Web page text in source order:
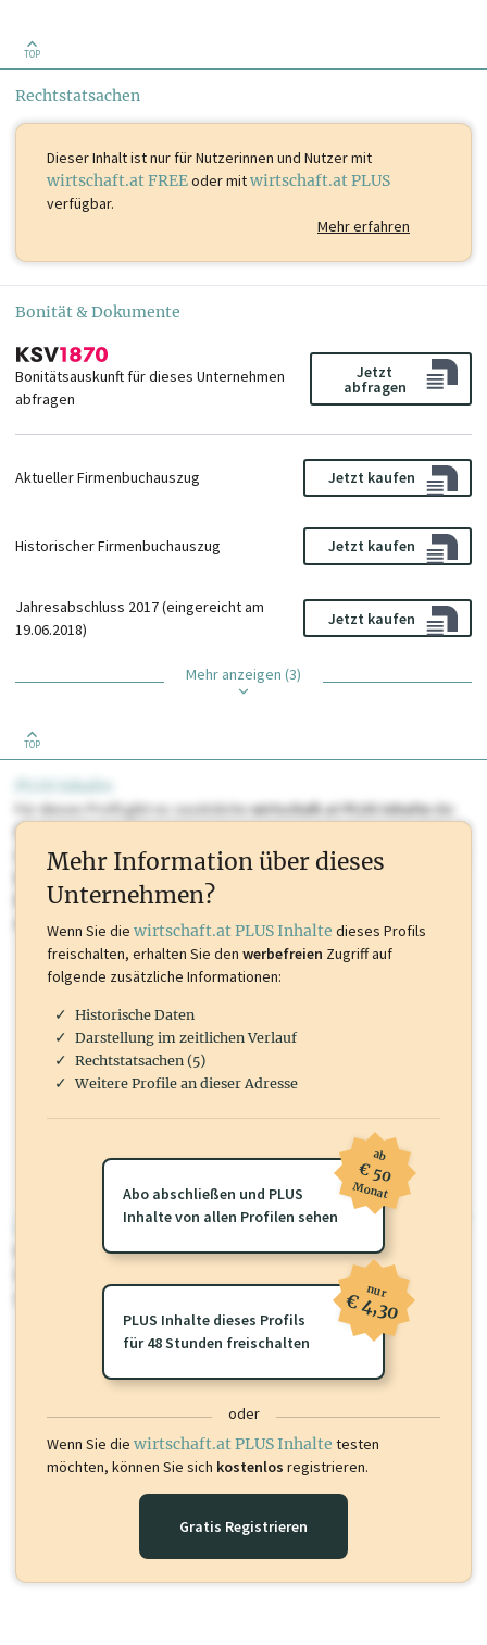
TOP
Rechtstatsachen
Dieser Inhalt istnur für Nutzerinnen und Nutzer mit
wirtschaft.at FREEoder mitwirtschaft.at PLUS
verfügbar.
Mehr erfahren
Bonität & Dokumente
Bonitätsauskunft für dieses Unternehmen
abfragen
Jetzt
abfragen
Aktueller Firmenbuchauszug Jetzt kaufen
Historischer Firmenbuchauszug Jetzt kaufen
Jahresabschluss 2017 (eingereicht am
19.06.2018)
Jetzt kaufen
Mehr anzeigen (3)
TOP
Für dieses Profil gibt es zusätzlichewirtschaft.at PLUS Inhaltedie
Sie momentan nicht einsehen können. Schalten Sie dieses Profil frei
oder loggen Sie sich ein um diese Inhalte zu sehen. wirtschaft.at PLUS
Marken, Patente, Rechtstatsachen, OTS-Aussendungen, und viele
mehr.
wirtschaft.at PLUS
Für dieses Profil gibt es zusätzlichewirtschaft.at PLUS Inhalte
Sie momentan nicht einsehen können. Schalten Sie dieses Profil frei
oder loggen Sie sich ein um diese Inhalte zu sehen.
Mehr Information über dieses
Unternehmen?
Wenn Sie die wirtschaft.at PLUS Inhalte dieses Profils
freischalten, erhalten Sie den werbefreien Zugriff auf
folgende zusätzliche Informationen:
Historische Daten
Darstellung im zeitlichen Verlauf
Rechtstatsachen (5)
Weitere Profile an dieser Adresse
Abo abschließen und PLUS
Inhalte von allen Profilen sehen
ab
€ 50
Monat
PLUS Inhalte dieses Profils
für 48 Stunden freischalten
nur
€ 4,30
oder
Wenn Sie die wirtschaft.at PLUS Inhalte testen
möchten, können Sie sich kostenlos registrieren.
Gratis Registrieren